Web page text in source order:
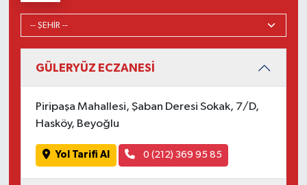
GÜLERYÜZ ECZANESİ
Piripaşa Mahallesi, Şaban Deresi Sokak, 7/D,
Hasköy, Beyoğlu
Yol Tarifi Al 0 (212) 369 95 85